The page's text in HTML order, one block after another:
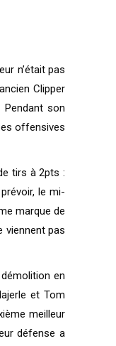
n’était pas
Clipper
Pendant son
offensives
tirs à 2pts :
le mi-
marque de
viennent pas
en
et Tom
meilleur
défense a